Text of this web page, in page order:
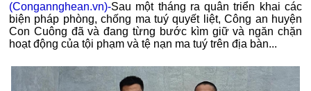
(Congannghean.vn)-Sau một tháng ra quân triển khai các
biện pháp phòng, chống ma tuý quyết liệt, Công an huyện
Con Cuông đã và đang từng bước kìm giữ và ngăn chặn
hoạt động của tội phạm và tệ nạn ma tuý trên địa bàn...